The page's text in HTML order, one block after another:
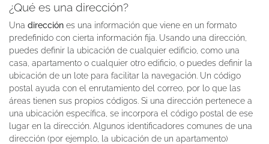
¿Qué es una dirección?
Una dirección es una información que viene en un formato
predefinido con cierta información fija. Usando una dirección,
puedes definir la ubicación de cualquier edificio, como una
casa, apartamento o cualquier otro edificio, o puedes definir la
ubicación de un lote para facilitar la navegación. Un código
postal ayuda con el enrutamiento del correo, por lo que las
áreas tienen sus propios códigos. Si una dirección pertenece a
una ubicación específica, se incorpora el código postal de ese
lugar en la dirección. Algunos identificadores comunes de una
dirección (por ejemplo, la ubicación de un apartamento)